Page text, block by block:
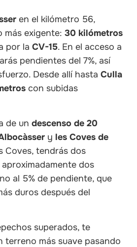
en el kilómetro 56,
más exigente:30 kilómetros
por laCV-15. En el acceso a
pendientes del 7%, así
Desde allí hastaCulla
con subidas
de undescenso de 20
y les Coves de
Coves, tendrás dos
dos
al 5% de pendiente, que
duros después del
superados, te
terreno más suave pasando